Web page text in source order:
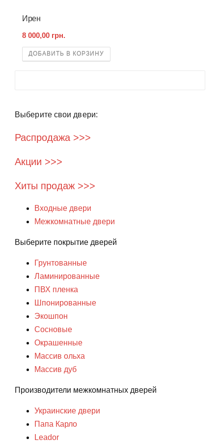
Ирен
8 000,00 грн.
ДОБАВИТЬ В КОРЗИНУ
Выберите свои двери:
Распродажа >>>
Акции >>>
Хиты продаж >>>
Входные двери
Межкомнатные двери
Выберите покрытие дверей
Грунтованные
Ламинированные
ПВХ пленка
Шпонированные
Экошпон
Сосновые
Окрашенные
Массив ольха
Массив дуб
Производители межкомнатных дверей
Украинские двери
Папа Карло
Leador